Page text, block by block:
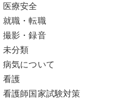
医療安全
就職・転職
撮影・録音
未分類
病気について
看護
看護師国家試験対策